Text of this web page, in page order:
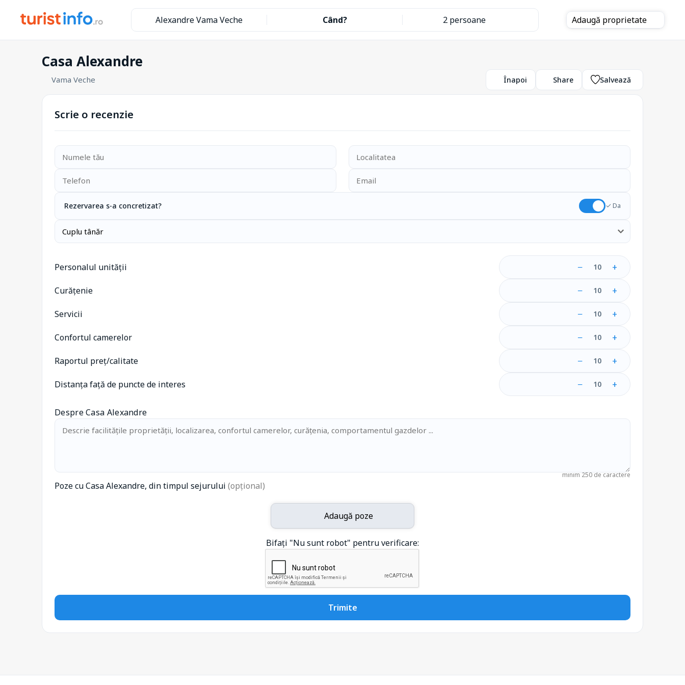
Alexandre Vama Veche Când? 2 persoane Adaugă proprietate
Casa Alexandre
Vama Veche Înapoi Share Salvează
Scrie o recenzie
Rezervarea s-a concretizat? ✓ Da
Personalul unității − 10 +
Curățenie − 10 +
Servicii − 10 +
Confortul camerelor − 10 +
Raportul preț/calitate − 10 +
Distanța față de puncte de interes − 10 +
Despre Casa Alexandre
minim 250 de caractere
Poze cu Casa Alexandre, din timpul sejurului (opțional)
Adaugă poze
Bifați "Nu sunt robot" pentru verificare:
Trimite